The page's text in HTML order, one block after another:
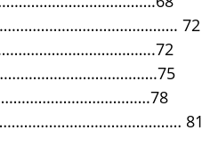
72
81